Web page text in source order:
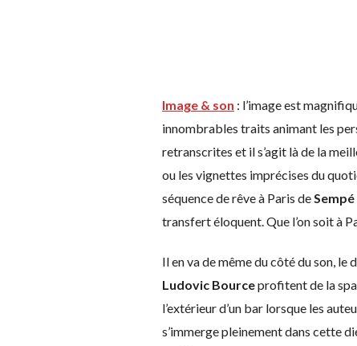
Image & son : l’image est
innombrables traits animant les
retranscrites et il s’agit là de la
ou les vignettes imprécises du
séquence de rêve à Paris deSempé
transfert éloquent. Que l’on soit à
Il en va de même du côté du son,
Ludovic Bourceprofitent de la
l’extérieur d’un bar lorsque les
s’immerge pleinement dans cette